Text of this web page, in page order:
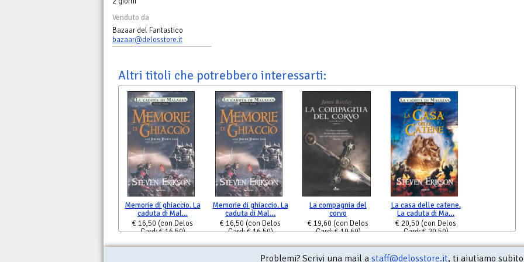
Venduto da
Bazaar del Fantastico
bazaar@delosstore.it
Altri titoli che potrebbero interessarti:
Memorie di ghiaccio. La
caduta di Mal…
€ 16,50 (con Delos
Card: € 16,50)
Memorie di ghiaccio. La
caduta di Mal…
€ 16,50 (con Delos
Card: € 16,50)
La compagnia del
corvo
€ 19,60 (con Delos
Card: € 19,60)
La casa delle catene.
La caduta di Ma…
€ 20,50 (con Delos
Card: € 20,50)
Problemi? Scrivi una mail a staff@delosstore.it, ti aiutiamo